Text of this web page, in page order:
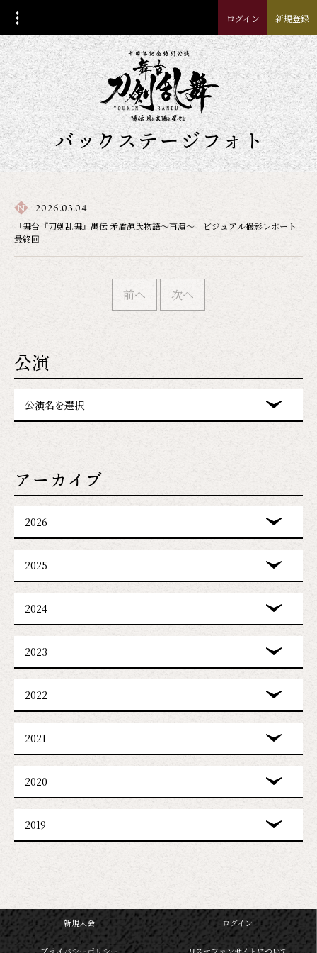
ログイン 新規登録
バックステージフォト
2026.03.04
「舞台『刀剣乱舞』禺伝 矛盾源氏物語～再演～」ビジュアル撮影レポート
最終回
前へ 次へ
公演
公演名を選択
アーカイブ
2026
2025
2024
2023
2022
2021
2020
2019
新規入会 ログイン